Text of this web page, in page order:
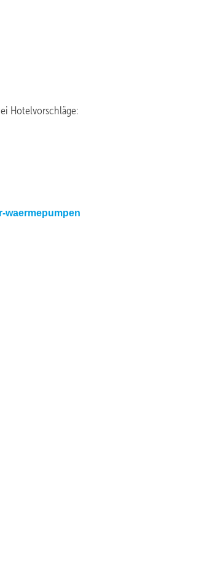
Hotelvorschläge:
waermepumpen